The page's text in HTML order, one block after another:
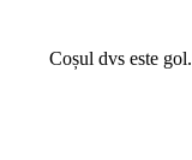
Coșul dvs este gol.